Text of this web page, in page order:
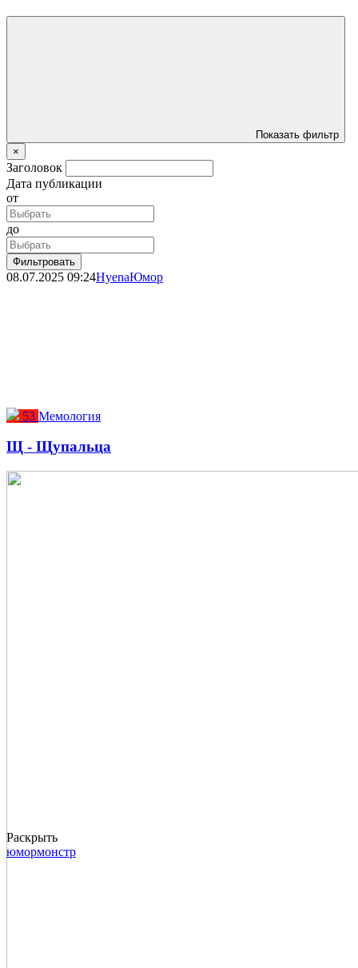
Показать фильтр
×
Заголовок
Дата публикации
от
до
Фильтровать
08.07.2025 09:24HyenaЮмор
53 Мемология
Щ - Щупальца
Раскрыть
юмормонстр